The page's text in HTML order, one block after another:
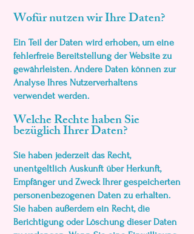
Wofür nutzen wir Ihre Daten?
Ein Teil der Daten wird erhoben, um eine
fehlerfreie Bereitstellung der Website zu
gewährleisten. Andere Daten können zur
Analyse Ihres Nutzerverhaltens
verwendet werden.
Welche Rechte haben Sie
bezüglich Ihrer Daten?
Sie haben jederzeit das Recht,
unentgeltlich Auskunft über Herkunft,
Empfänger und Zweck Ihrer gespeicherten
personenbezogenen Daten zu erhalten.
Sie haben außerdem ein Recht, die
Berichtigung oder Löschung dieser Daten